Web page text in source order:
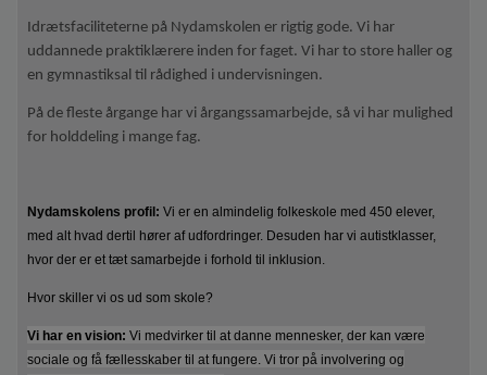
Idrætsfaciliteterne på Nydamskolen er rigtig gode. Vi har
uddannede praktiklærere inden for faget. Vi har to store haller og
en gymnastiksal til rådighed i undervisningen.
På de fleste årgange har vi årgangssamarbejde, så vi har mulighed
for holddeling i mange fag.
Nydamskolens profil: Vi er en almindelig folkeskole med 450 elever,
med alt hvad dertil hører af udfordringer. Desuden har vi autistklasser,
hvor der er et tæt samarbejde i forhold til inklusion.
Hvor skiller vi os ud som skole?
Vi har en vision: Vi medvirker til at danne mennesker, der kan være
sociale og få fællesskaber til at fungere. Vi tror på involvering og